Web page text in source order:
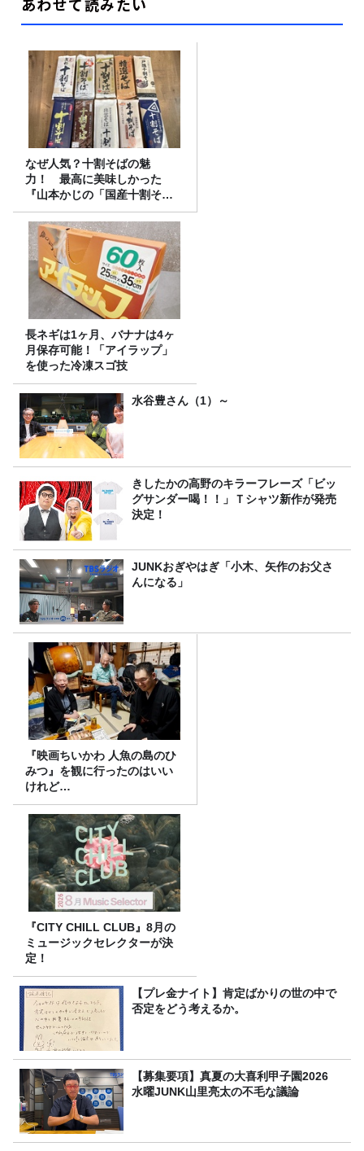
なぜ人気？十割そばの魅
力！ 最高に美味しかった
『山本かじの「国産十割そ
ば」』とは？【十割そば10種
食べ比べ】
長ネギは1ヶ月、バナナは4ヶ
月保存可能！「アイラップ」
を使った冷凍スゴ技
水谷豊さん（1）～
きしたかの高野のキラーフレーズ「ビッ
グサンダー喝！！」Ｔシャツ新作が発売
決定！
JUNKおぎやはぎ「小木、矢作のお父さ
んになる」
『映画ちいかわ 人魚の島のひ
みつ』を観に行ったのはいい
けれど…
『CITY CHILL CLUB』8月の
ミュージックセレクターが決
定！
【プレ金ナイト】肯定ばかりの世の中で
否定をどう考えるか。
【募集要項】真夏の大喜利甲子園2026
水曜JUNK山里亮太の不毛な議論